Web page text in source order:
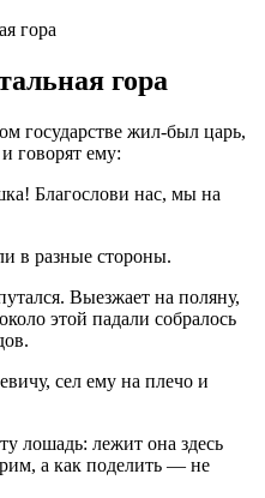
гора
государстве жил-был царь,
говорят ему:
Благослови нас, мы на
в разные стороны.
Выезжает на поляну,
этой падали собралось
сел ему на плечо и
лошадь: лежит она здесь
а как поделить — не